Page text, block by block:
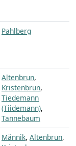
Pahlberg
Altenbrun,
Kristenbrun,
Tiedemann
(Tiidemann),
Tannebaum
Männik, Altenbrun,